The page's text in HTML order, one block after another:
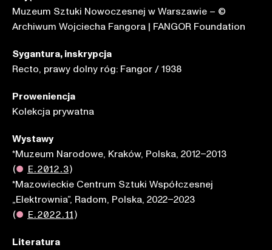
Muzeum Sztuki Nowoczesnej w Warszawie – ©
Archiwum Wojciecha Fangora | FANGOR Foundation
Sygantura, inskrypcja
Recto, prawy dolny róg: Fangor / 1938
Proweniencja
Kolekcja prywatna
Wystawy
*Muzeum Narodowe, Kraków, Polska, 2012–2013
(● E.2012.3)
*Mazowieckie Centrum Sztuki Współczesnej
„Elektrownia”, Radom, Polska, 2022–2023
(● E.2022.11)
Literatura